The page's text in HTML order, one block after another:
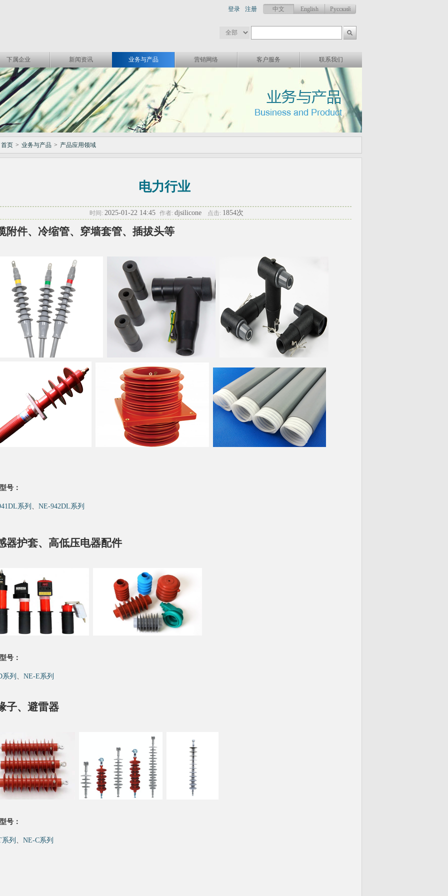
登录 注册 中文 English Русский
下属企业 新闻资讯 业务与产品 营销网络 客户服务 联系我们
首页 > 业务与产品 > 产品应用领域
电力行业
时间: 2025-01-22 14:45 作者: djsilicone 点击: 1854次
附件、冷缩管、穿墙套管、插拔头等
号：
系列 、 NE-942DL系列
器护套、高低压电器配件
号：
系列 、 NE-E系列
子、避雷器
号：
列 、 NE-C系列